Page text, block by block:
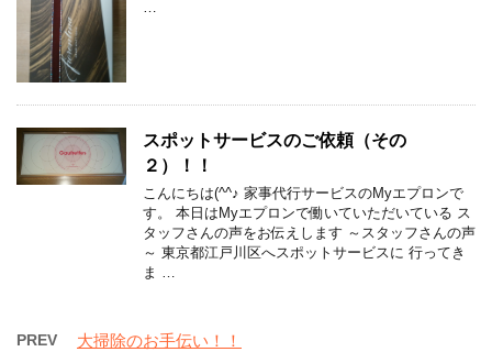
スポットサービスのご依頼（その
２）！！
こんにちは(^^♪ 家事代行サービスのMyエプロンで
す。 本日はMyエプロンで働いていただいている ス
タッフさんの声をお伝えします ～スタッフさんの声
～ 東京都江戸川区へスポットサービスに 行ってき
ま …
PREV 大掃除のお手伝い！！